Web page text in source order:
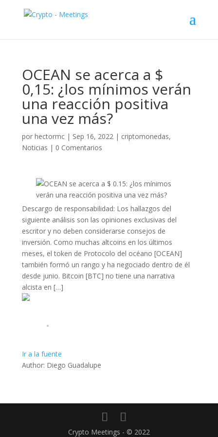
OCEAN se acerca a $
0,15: ¿los mínimos verán
una reacción positiva
una vez más?
por hectormc| Sep 16, 2022| criptomonedas,
Noticias | 0 Comentarios
Descargo de responsabilidad: Los hallazgos del
siguiente análisis son las opiniones exclusivas del
escritor y no deben considerarse consejos de
inversión. Como muchas altcoins en los últimos
meses, el token de Protocolo del océano [OCEAN]
también formó un rango y ha negociado dentro de él
desde junio. Bitcoin [BTC] no tiene una narrativa
alcista en […]
Ir a la fuente
Author: Diego Guadalupe
Crypto Meetings - © 2022